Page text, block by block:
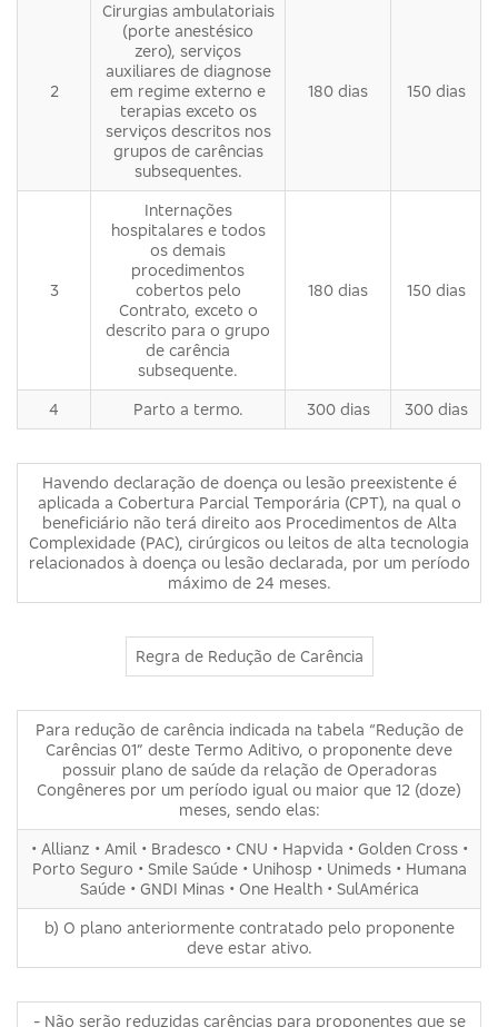
2
Cirurgias ambulatoriais
(porte anestésico
zero), serviços
auxiliares de diagnose
em regime externo e
terapias exceto os
serviços descritos nos
grupos de carências
subsequentes.
180 dias 150 dias
3
Internações
hospitalares e todos
os demais
procedimentos
cobertos pelo
Contrato, exceto o
descrito para o grupo
de carência
subsequente.
180 dias 150 dias
4 Parto a termo. 300 dias 300 dias
Havendo declaração de doença ou lesão preexistente é
aplicada a Cobertura Parcial Temporária (CPT), na qual o
beneficiário não terá direito aos Procedimentos de Alta
Complexidade (PAC), cirúrgicos ou leitos de alta tecnologia
relacionados à doença ou lesão declarada, por um período
máximo de 24 meses.
Regra de Redução de Carência
Para redução de carência indicada na tabela “Redução de
Carências 01” deste Termo Aditivo, o proponente deve
possuir plano de saúde da relação de Operadoras
Congêneres por um período igual ou maior que 12 (doze)
meses, sendo elas:
• Allianz • Amil • Bradesco • CNU • Hapvida • Golden Cross •
Porto Seguro • Smile Saúde • Unihosp • Unimeds • Humana
Saúde • GNDI Minas • One Health • SulAmérica
b) O plano anteriormente contratado pelo proponente
deve estar ativo.
- Não serão reduzidas carências para proponentes que se